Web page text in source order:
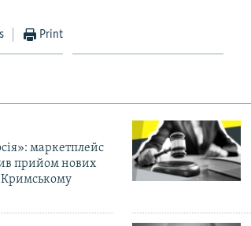
Print
маркетплейс
прийом нових
Кримському